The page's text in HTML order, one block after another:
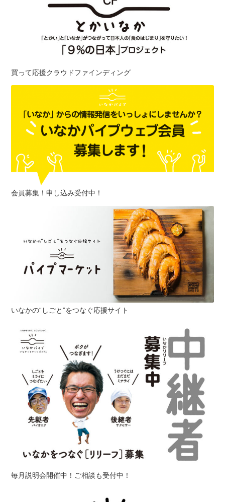
買って応援クラウドファインディング
会員募集！申し込み受付中！
いなかの“しごと”をつなぐ応援サイト
毎月説明会開催中！ご相談も受付中！